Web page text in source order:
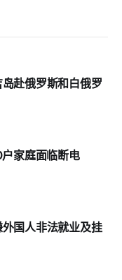
赴俄罗斯和白俄罗
家庭面临断电
国人非法就业及挂